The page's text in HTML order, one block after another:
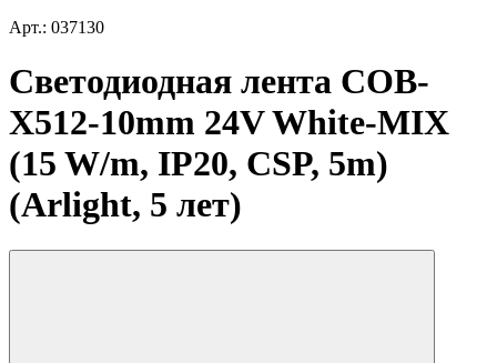
Арт.: 037130
Светодиодная лента COB-
X512-10mm 24V White-MIX
(15 W/m, IP20, CSP, 5m)
(Arlight, 5 лет)